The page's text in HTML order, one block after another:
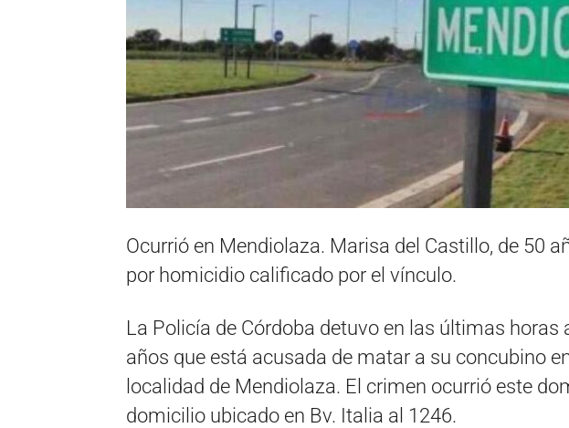
Ocurrió en Mendiolaza. Marisa del Castillo, de 50
por homicidio calificado por el vínculo.
La Policía de Córdoba detuvo en las últimas horas
años que está acusada de matar a su concubino
localidad de Mendiolaza. El crimen ocurrió este
domicilio ubicado en Bv. Italia al 1246.